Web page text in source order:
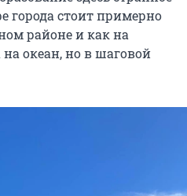
города стоит примерно
районе и как на
на океан, но в шаговой